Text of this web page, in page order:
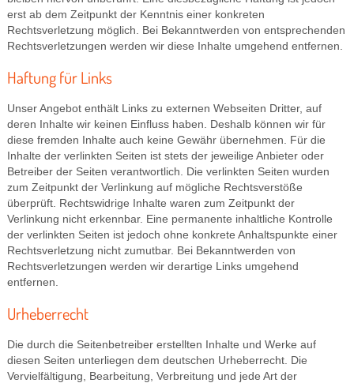
erst ab dem Zeitpunkt der Kenntnis einer konkreten
Rechtsverletzung möglich. Bei Bekanntwerden von entsprechenden
Rechtsverletzungen werden wir diese Inhalte umgehend entfernen.
Haftung für Links
Unser Angebot enthält Links zu externen Webseiten Dritter, auf
deren Inhalte wir keinen Einfluss haben. Deshalb können wir für
diese fremden Inhalte auch keine Gewähr übernehmen. Für die
Inhalte der verlinkten Seiten ist stets der jeweilige Anbieter oder
Betreiber der Seiten verantwortlich. Die verlinkten Seiten wurden
zum Zeitpunkt der Verlinkung auf mögliche Rechtsverstöße
überprüft. Rechtswidrige Inhalte waren zum Zeitpunkt der
Verlinkung nicht erkennbar. Eine permanente inhaltliche Kontrolle
der verlinkten Seiten ist jedoch ohne konkrete Anhaltspunkte einer
Rechtsverletzung nicht zumutbar. Bei Bekanntwerden von
Rechtsverletzungen werden wir derartige Links umgehend
entfernen.
Urheberrecht
Die durch die Seitenbetreiber erstellten Inhalte und Werke auf
diesen Seiten unterliegen dem deutschen Urheberrecht. Die
Vervielfältigung, Bearbeitung, Verbreitung und jede Art der